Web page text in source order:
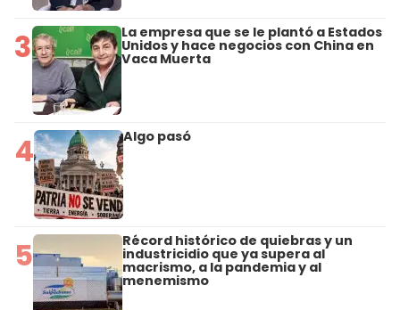
3 La empresa que se le plantó a Estados
Unidos y hace negocios con China en
Vaca Muerta
4 Algo pasó
5 Récord histórico de quiebras y un
industricidio que ya supera al
macrismo, a la pandemia y al
menemismo